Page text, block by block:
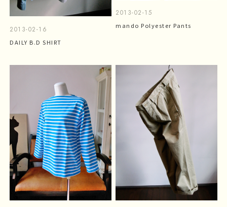
2013-02-16
DAILY B.D SHIRT
2013-02-15
mando Polyester Pants